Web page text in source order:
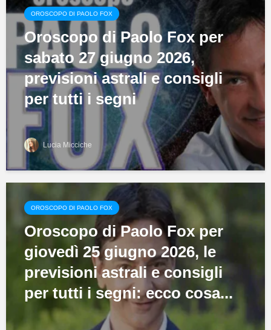
OROSCOPO DI PAOLO FOX
Oroscopo di Paolo Fox per
sabato 27 giugno 2026,
previsioni astrali e consigli
per tutti i segni
Lucia Micciche
OROSCOPO DI PAOLO FOX
Oroscopo di Paolo Fox per
giovedì 25 giugno 2026, le
previsioni astrali e consigli
per tutti i segni: ecco cosa...